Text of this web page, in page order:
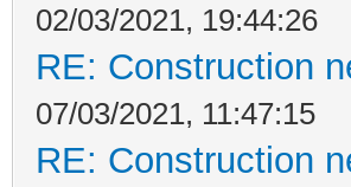
02/03/2021, 19:44:26
RE: Construction
07/03/2021, 11:47:15
RE: Construction